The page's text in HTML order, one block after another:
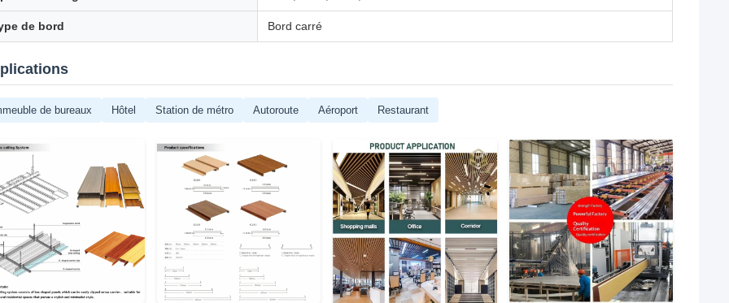
de bord Bord carré
de bureaux Hôtel Station de métro Autoroute Aéroport Restaurant